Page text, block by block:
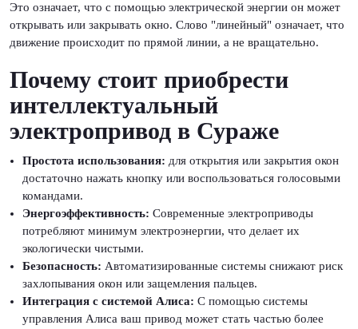
Это означает, что с помощью электрической энергии он может
открывать или закрывать окно. Слово "линейный" означает, что
движение происходит по прямой линии, а не вращательно.
Почему стоит приобрести
интеллектуальный
электропривод в Сураже
Простота использования: для открытия или закрытия окон
достаточно нажать кнопку или воспользоваться голосовыми
командами.
Энергоэффективность: Современные электроприводы
потребляют минимум электроэнергии, что делает их
экологически чистыми.
Безопасность: Автоматизированные системы снижают риск
захлопывания окон или защемления пальцев.
Интеграция с системой Алиса: С помощью системы
управления Алиса ваш привод может стать частью более